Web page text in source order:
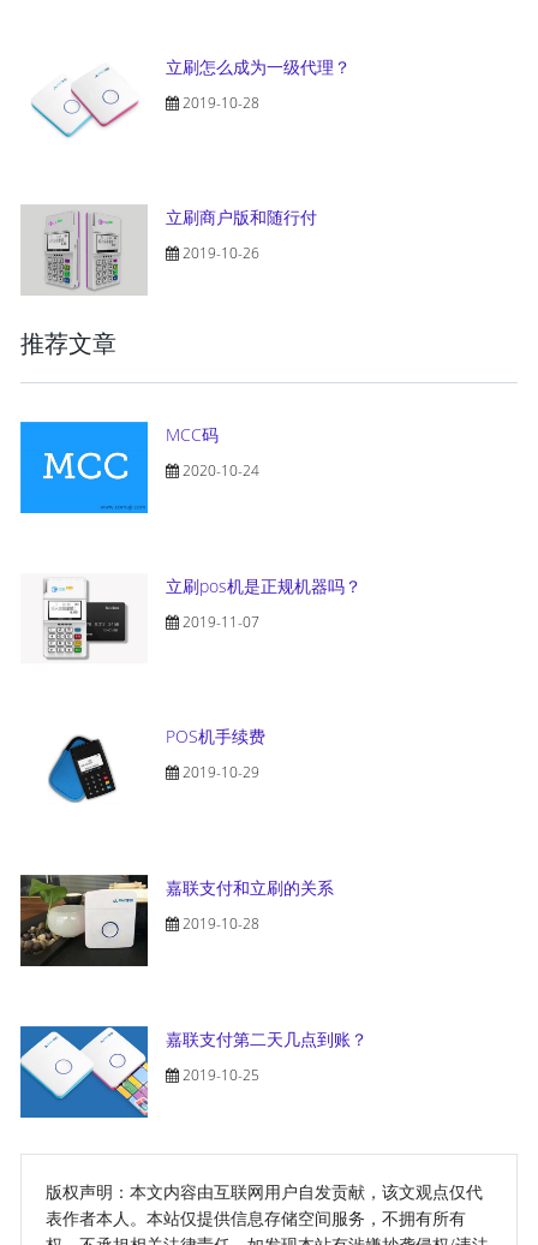
立刷怎么成为一级代理？
2019-10-28
立刷商户版和随行付
2019-10-26
推荐文章
MCC码
2020-10-24
立刷pos机是正规机器吗？
2019-11-07
POS机手续费
2019-10-29
嘉联支付和立刷的关系
2019-10-28
嘉联支付第二天几点到账？
2019-10-25
版权声明：本文内容由互联网用户自发贡献，该文观点仅代
表作者本人。本站仅提供信息存储空间服务，不拥有所有